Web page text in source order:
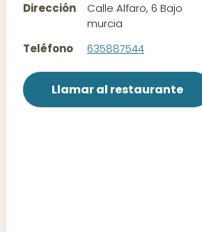
Dirección
Calle Alfaro, 6 Bajo
murcia
Teléfono
635887544
Llamar al restaurante